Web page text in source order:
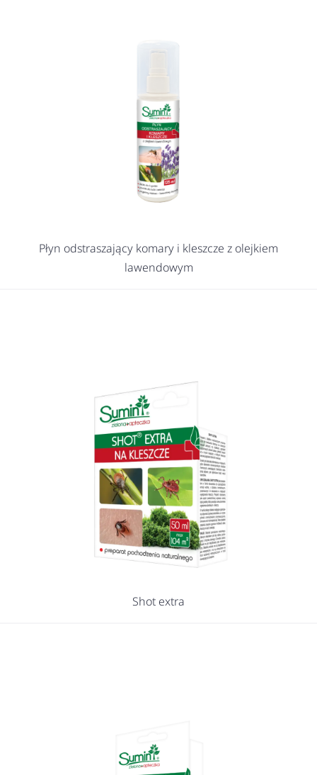
Płyn odstraszający komary i kleszcze z olejkiem
lawendowym
Shot extra